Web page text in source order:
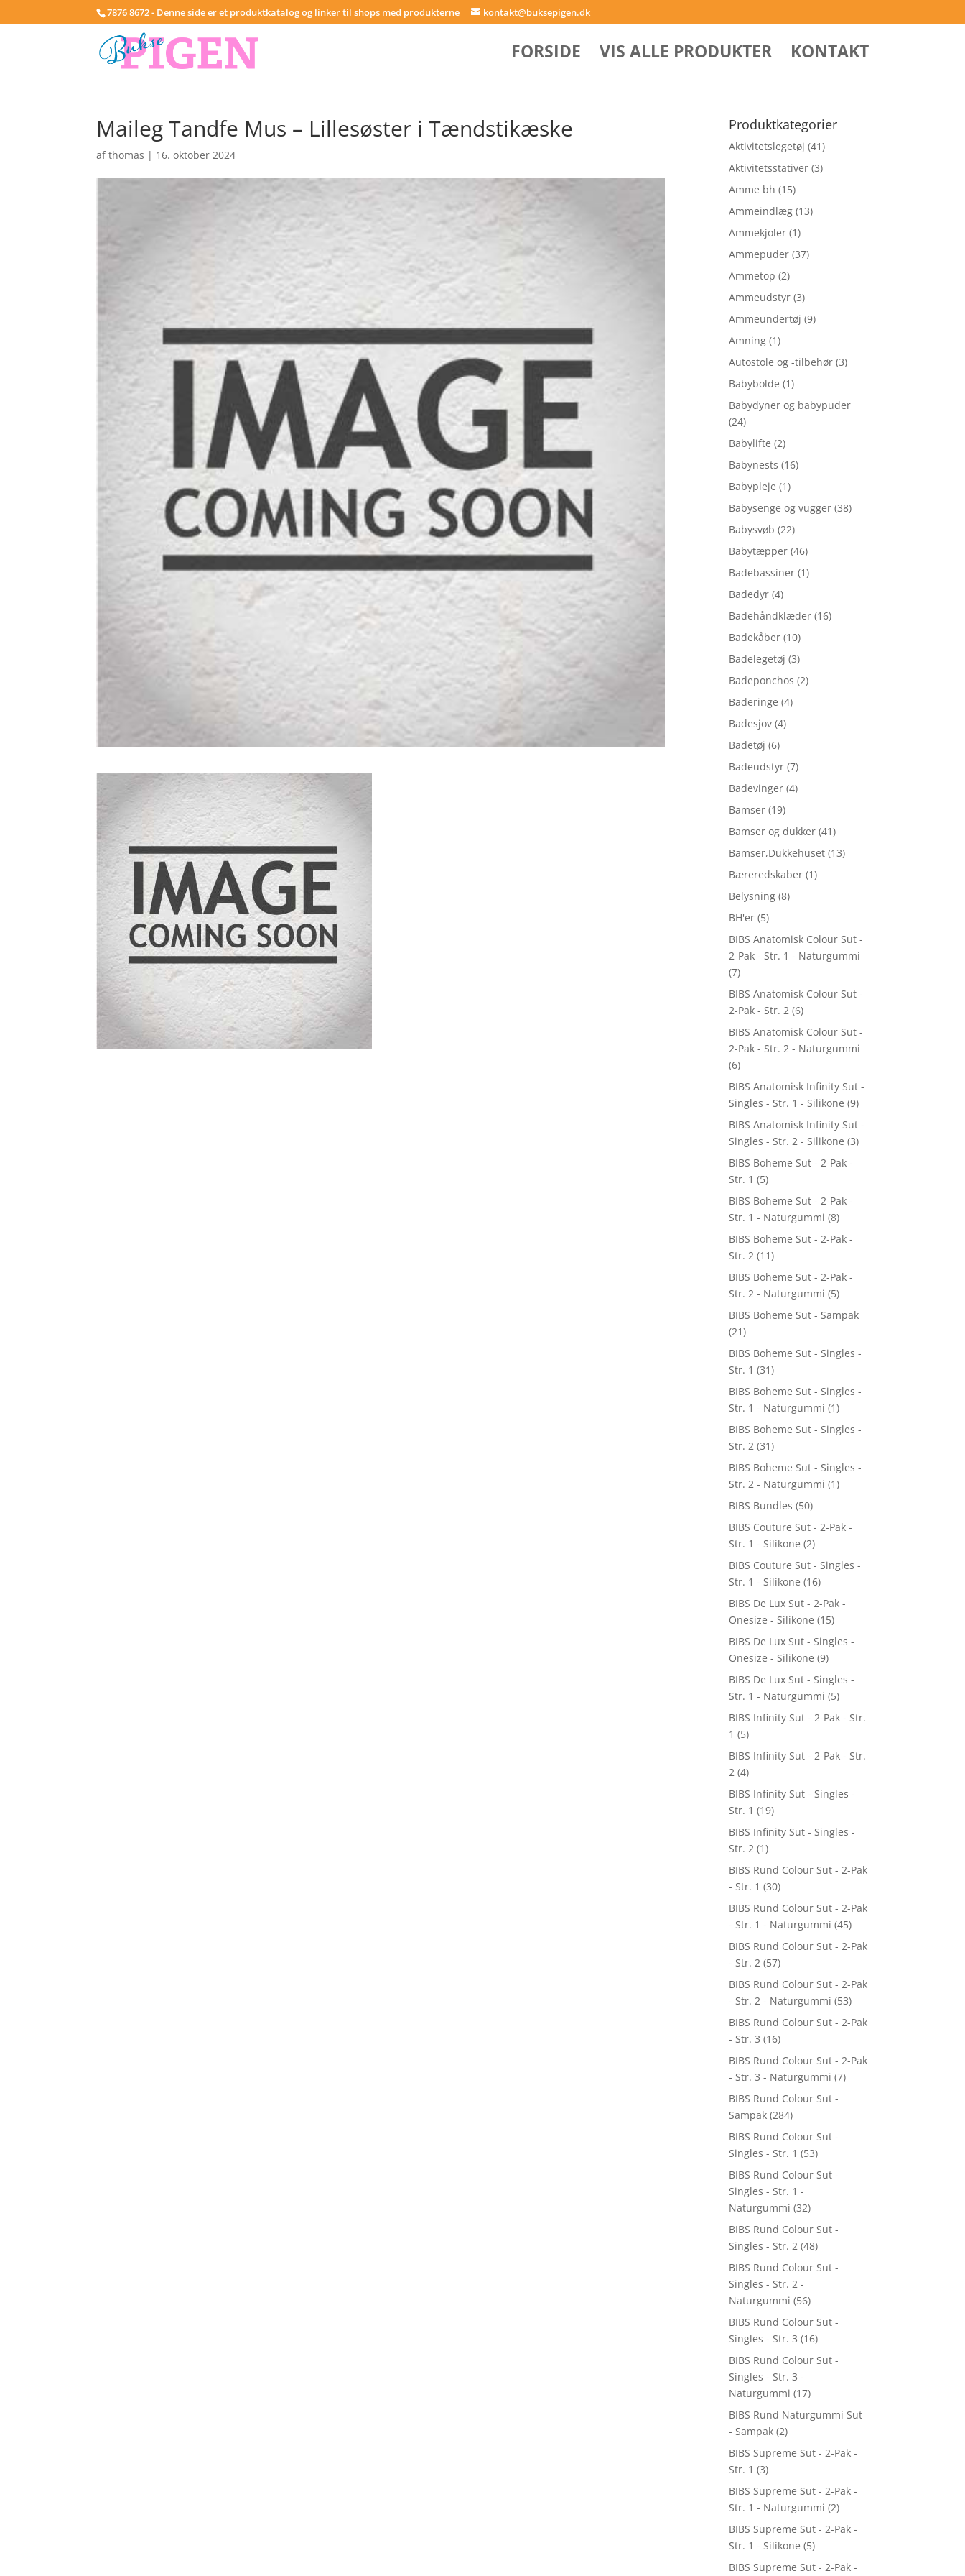
7876 8672 - Denne side er et produktkatalog og linker til shops med produkterne kontakt@buksepigen.dk
FORSIDE VIS ALLE PRODUKTER KONTAKT
Maileg Tandfe Mus – Lillesøster i Tændstikæske
afthomas | 16. oktober 2024
Produktkategorier
Aktivitetslegetøj (41)
Aktivitetsstativer (3)
Amme bh (15)
Ammeindlæg (13)
Ammekjoler (1)
Ammepuder (37)
Ammetop (2)
Ammeudstyr (3)
Ammeundertøj (9)
Amning (1)
Autostole og -tilbehør (3)
Babybolde (1)
Babydyner og babypuder
(24)
Babylifte (2)
Babynests (16)
Babypleje (1)
Babysenge og vugger (38)
Babysvøb (22)
Babytæpper (46)
Badebassiner (1)
Badedyr (4)
Badehåndklæder (16)
Badekåber (10)
Badelegetøj (3)
Badeponchos (2)
Baderinge (4)
Badesjov (4)
Badetøj (6)
Badeudstyr (7)
Badevinger (4)
Bamser (19)
Bamser og dukker (41)
Bamser,Dukkehuset (13)
Bæreredskaber (1)
Belysning (8)
BH'er (5)
BIBS Anatomisk Colour Sut -
2-Pak - Str. 1 - Naturgummi
(7)
BIBS Anatomisk Colour Sut -
2-Pak - Str. 2 (6)
BIBS Anatomisk Colour Sut -
2-Pak - Str. 2 - Naturgummi
(6)
BIBS Anatomisk Infinity Sut -
Singles - Str. 1 - Silikone (9)
BIBS Anatomisk Infinity Sut -
Singles - Str. 2 - Silikone (3)
BIBS Boheme Sut - 2-Pak -
Str. 1 (5)
BIBS Boheme Sut - 2-Pak -
Str. 1 - Naturgummi (8)
BIBS Boheme Sut - 2-Pak -
Str. 2 (11)
BIBS Boheme Sut - 2-Pak -
Str. 2 - Naturgummi (5)
BIBS Boheme Sut - Sampak
(21)
BIBS Boheme Sut - Singles -
Str. 1 (31)
BIBS Boheme Sut - Singles -
Str. 1 - Naturgummi (1)
BIBS Boheme Sut - Singles -
Str. 2 (31)
BIBS Boheme Sut - Singles -
Str. 2 - Naturgummi (1)
BIBS Bundles (50)
BIBS Couture Sut - 2-Pak -
Str. 1 - Silikone (2)
BIBS Couture Sut - Singles -
Str. 1 - Silikone (16)
BIBS De Lux Sut - 2-Pak -
Onesize - Silikone (15)
BIBS De Lux Sut - Singles -
Onesize - Silikone (9)
BIBS De Lux Sut - Singles -
Str. 1 - Naturgummi (5)
BIBS Infinity Sut - 2-Pak - Str.
1 (5)
BIBS Infinity Sut - 2-Pak - Str.
2 (4)
BIBS Infinity Sut - Singles -
Str. 1 (19)
BIBS Infinity Sut - Singles -
Str. 2 (1)
BIBS Rund Colour Sut - 2-Pak
- Str. 1 (30)
BIBS Rund Colour Sut - 2-Pak
- Str. 1 - Naturgummi (45)
BIBS Rund Colour Sut - 2-Pak
- Str. 2 (57)
BIBS Rund Colour Sut - 2-Pak
- Str. 2 - Naturgummi (53)
BIBS Rund Colour Sut - 2-Pak
- Str. 3 (16)
BIBS Rund Colour Sut - 2-Pak
- Str. 3 - Naturgummi (7)
BIBS Rund Colour Sut -
Sampak (284)
BIBS Rund Colour Sut -
Singles - Str. 1 (53)
BIBS Rund Colour Sut -
Singles - Str. 1 -
Naturgummi (32)
BIBS Rund Colour Sut -
Singles - Str. 2 (48)
BIBS Rund Colour Sut -
Singles - Str. 2 -
Naturgummi (56)
BIBS Rund Colour Sut -
Singles - Str. 3 (16)
BIBS Rund Colour Sut -
Singles - Str. 3 -
Naturgummi (17)
BIBS Rund Naturgummi Sut
- Sampak (2)
BIBS Supreme Sut - 2-Pak -
Str. 1 (3)
BIBS Supreme Sut - 2-Pak -
Str. 1 - Naturgummi (2)
BIBS Supreme Sut - 2-Pak -
Str. 1 - Silikone (5)
BIBS Supreme Sut - 2-Pak -